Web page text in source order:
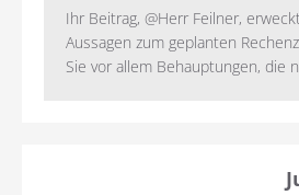
Ihr Beitrag, @Herr Feilner,
Aussagen zum geplanten
Sie vor allem Behauptungen, die